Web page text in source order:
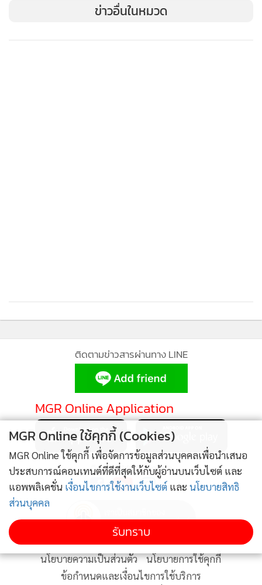
คำแนะนำในการรายงานอาชญากรรมทางไซเบอร์ โดยไม่จำกัด
ผลจากการเป็นผู้สนับสนุนหลักโครงการ No More Ransom
ครบ 7 ปี ในช่วง 7 ปีนี้ แคสเปอร์สกี้ย้ำว่าได้เป็นส่วนสำคัญในการ
ช่วยเหลือเหยื่อเกือบ 2 ล้านรายทั่วโลก
ข่าวอื่นในหมวด
ติดตามข่าวสารผ่านทาง LINE
MGR Online Application
ติดตาม MGR Online
นโยบายความเป็นส่วนตัว
นโยบายการใช้คุกกี้
ข้อกำหนดและเงื่อนไขการใช้บริการ
MGR Online ใช้คุกกี้ (Cookies)
MGR Online ใช้คุกกี้ เพื่อจัดการข้อมูลส่วนบุคคลเพื่อนำเสนอ
ประสบการณ์คอนเทนต์ที่ดีที่สุดให้กับผู้อ่านบนเว็บไซต์ และ
แอพพลิเคชั่น เงื่อนไขการใช้งานเว็บไซต์ และ นโยบายสิทธิ
ส่วนบุคคล
รับทราบ